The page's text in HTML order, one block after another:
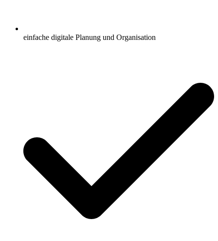
einfache digitale Planung und Organisation